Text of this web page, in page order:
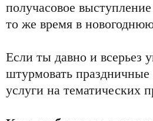
получасовое
то же время в
Если ты давно и всерьез
штурмовать праздничные
услуги на тематических